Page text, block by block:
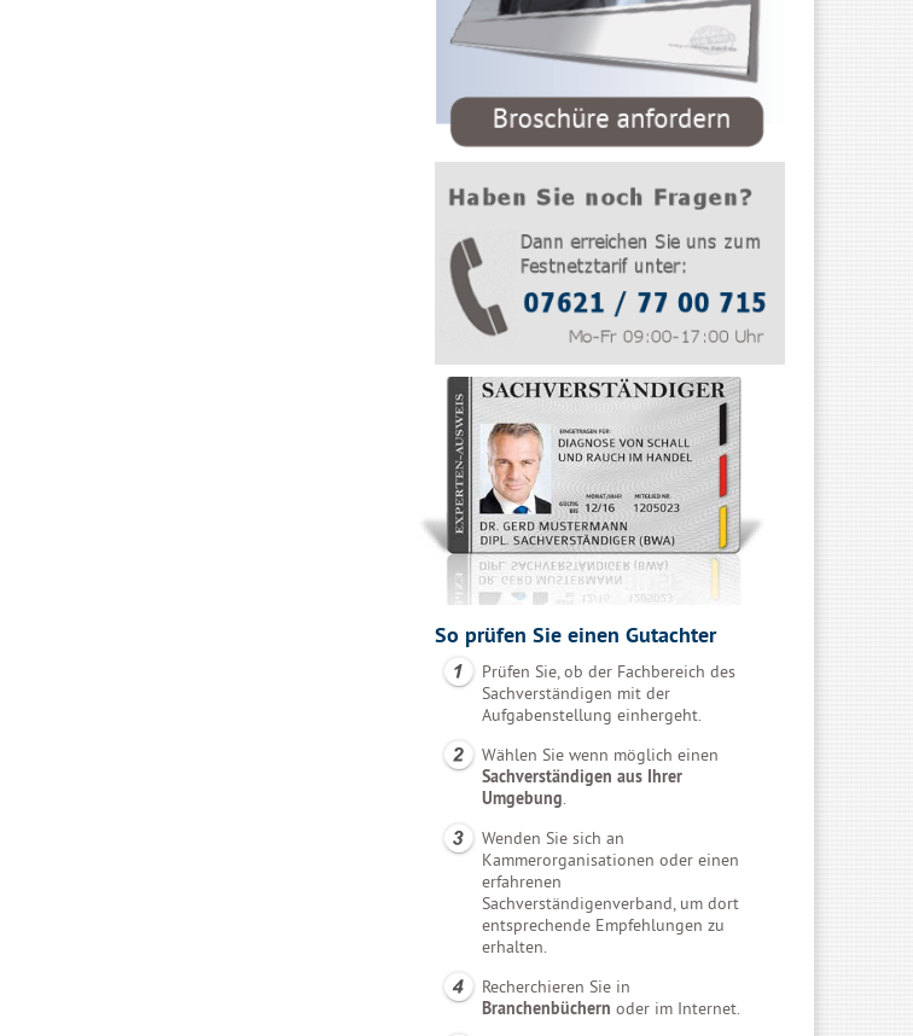
So prüfen Sie einen Gutachter
Prüfen Sie, ob der Fachbereich des
Sachverständigen mit der
Aufgabenstellung einhergeht.
Wählen Sie wenn möglich einen
Sachverständigen aus Ihrer
Umgebung.
Wenden Sie sich an
Kammerorganisationen oder einen
erfahrenen
Sachverständigenverband, um dort
entsprechende Empfehlungen zu
erhalten.
Recherchieren Sie in
Branchenbüchern oder im Internet.